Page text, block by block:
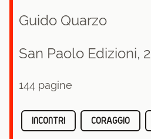
Guido Quarzo
San Paolo Edizioni,
144 pagine
INCONTRI CORAGGIO